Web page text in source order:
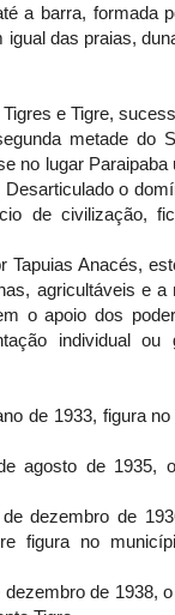
a barra, formada
das praias,
e Tigre,
metade do
no lugar
o
de civilização,
Tapuias Anacés,
agricultáveis e a
o apoio dos
individual ou
de 1933, figura
agosto de 1935,
dezembro de
figura no
de 1938,